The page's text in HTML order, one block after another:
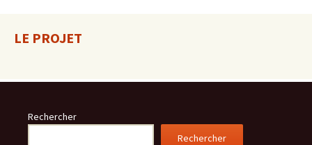
LE PROJET
Rechercher
Rechercher